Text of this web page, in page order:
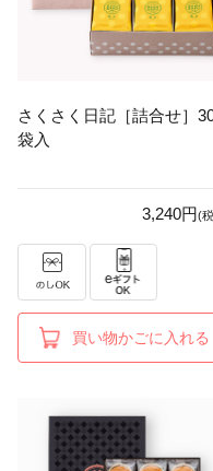
さくさく日記［詰合せ］
袋入
3,240円(
買い物かごに入れる